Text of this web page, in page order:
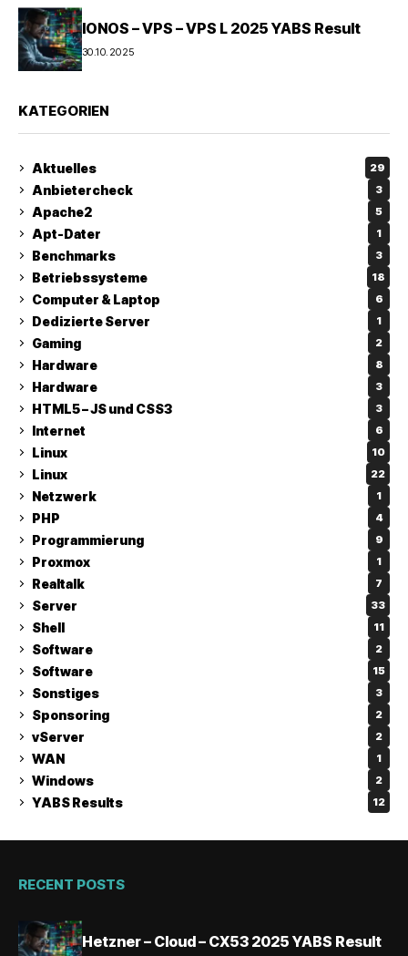
IONOS – VPS – VPS L 2025 YABS Result
30.10.2025
KATEGORIEN
Aktuelles 29
Anbietercheck 3
Apache2 5
Apt-Dater 1
Benchmarks 3
Betriebssysteme 18
Computer & Laptop 6
Dedizierte Server 1
Gaming 2
Hardware 8
Hardware 3
HTML5 – JS und CSS3 3
Internet 6
Linux 10
Linux 22
Netzwerk 1
PHP 4
Programmierung 9
Proxmox 1
Realtalk 7
Server 33
Shell 11
Software 2
Software 15
Sonstiges 3
Sponsoring 2
vServer 2
WAN 1
Windows 2
YABS Results 12
RECENT POSTS
Hetzner – Cloud – CX53 2025 YABS Result